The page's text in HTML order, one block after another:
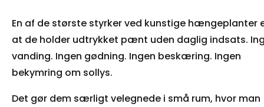
En af de største styrker ved kunstige hængeplanter
at de holder udtrykket pænt uden daglig indsats.
vanding. Ingen gødning. Ingen beskæring. Ingen
bekymring om sollys.
Det gør dem særligt velegnede i små rum, hvor man